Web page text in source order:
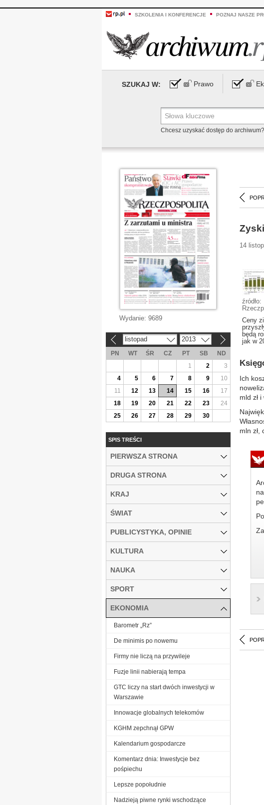
SZKOLENIA I KONFERENCJE POZNAJ NASZE
SZUKAJ W: Prawo
Chcesz uzyskać dostęp do archiwum?
14
źródło:
Ceny
będą
jak w
Ich
mld zł
mln zł,
Wydanie: 9689
listopad 2013
PN WT ŚR CZ PT SB
ND
1
2
3
4
5 6 7 8 9
10
11
12 13 14 15 16
17
18
19 20 21 22 23
24
25
26 27 28 29 30
SPIS TREŚCI
PIERWSZA STRONA
DRUGA STRONA
KRAJ
ŚWIAT
PUBLICYSTYKA, OPINIE
KULTURA
NAUKA
SPORT
EKONOMIA
Barometr „Rz”
De minimis po nowemu
Firmy nie liczą na przywileje
Fuzje linii nabierają tempa
GTC liczy na start dwóch inwestycji w
Warszawie
Innowacje globalnych telekomów
KGHM zepchnął GPW
Kalendarium gospodarcze
Komentarz dnia: Inwestycje bez
pośpiechu
Lepsze popołudnie
Nadzieją piwne rynki wschodzące